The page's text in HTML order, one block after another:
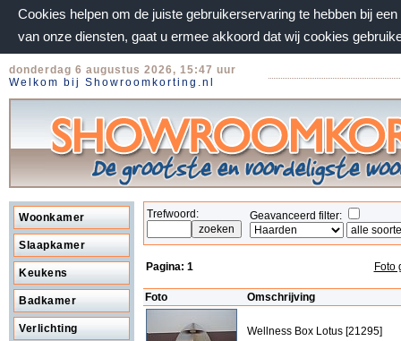
Cookies helpen om de juiste gebruikerservaring te hebben bij
van onze diensten, gaat u ermee akkoord dat wij cookies
donderdag 6 augustus 2026, 15:47 uur
Welkom bij Showroomkorting.nl
Woonkamer
Slaapkamer
Keukens
Badkamer
Verlichting
Trefwoord: Geavanceerd filter:
Pagina: 1 Foto
Foto Omschrijving
Wellness Box Lotus [21295]